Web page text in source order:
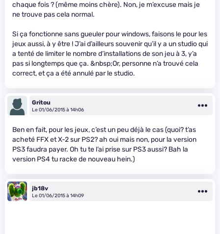
chaque fois ? (même moins chère). Non, je m’excuse mais je
ne trouve pas cela normal.
Si ça fonctionne sans gueuler pour windows, faisons le pour les
jeux aussi, à y être ! J’ai d’ailleurs souvenir qu’il y a un studio qui
a tenté de limiter le nombre d’installations de son jeu à 3, y’a
pas si longtemps que ça. &nbsp;Or, personne n’a trouvé cela
correct, et ça a été annulé par le studio.
Gritou
Le 01/06/2015 à 14h06
Ben en fait, pour les jeux, c’est un peu déjà le cas (quoi? t’as
acheté FFX et X-2 sur PS2? ah oui mais non, pour la version
PS3 faudra payer. Oh tu te l’ai prise sur PS3 aussi? Bah la
version PS4 tu racke de nouveau hein.)
jb18v
Le 01/06/2015 à 14h09